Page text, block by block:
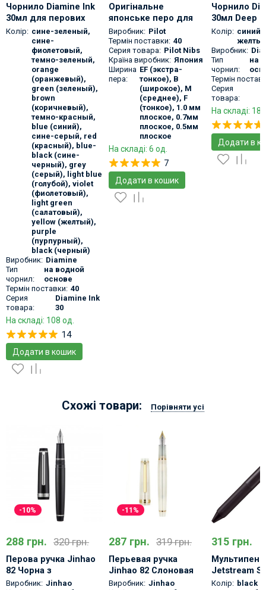
Чорнило Diamine Ink
30мл для перових
ручок
Колір: сине-зеленый,
сине-
фиолетовый,
темно-зеленый,
orange
(оранжевый),
green (зеленый),
brown
(коричневый),
темно-красный,
blue (синий),
сине-серый, red
(красный), blue-
black (сине-
черный), grey
(серый), light blue
(голубой), violet
(фиолетовый),
light green
(салатовый),
yellow (желтый),
purple
(пурпурный),
black (черный)
Виробник: Diamine
Тип
чорнил:
на водной
основе
Термін поставки: 40
Серия
товара:
Diamine Ink
30
На складі: 108 од.
14
Додати в кошик
Оригінальне
японське перо для
ручок Pilot Nib
Виробник: Pilot
Термін поставки: 40
Серия товара: Pilot Nibs
Країна виробник: Япония
Ширина
пера:
EF (экстра-
тонкое), B
(широкое), M
(среднее), F
(тонкое), 1.0 мм
плоское, 0.7мм
плоское, 0.5мм
плоское
На складі: 6 од.
7
Додати в кошик
Чорнило
30мл Deep
пір'яної
насичені
Колір: синий
Виробник:
Тип
чорнил:
на
Термін
Серия
товара:
На складі: 18
Додати в
Схожі товари: Порівняти усі
-10%
288 грн. 320 грн.
Перова ручка Jinhao
82 Чорна з
сріблястою обробкою
Виробник: Jinhao
-11%
287 грн. 319 грн.
Перьевая ручка
Jinhao 82 Слоновая
кость
Виробник: Jinhao
315 грн.
Мультипен
Jetstream
Color
Колір: black